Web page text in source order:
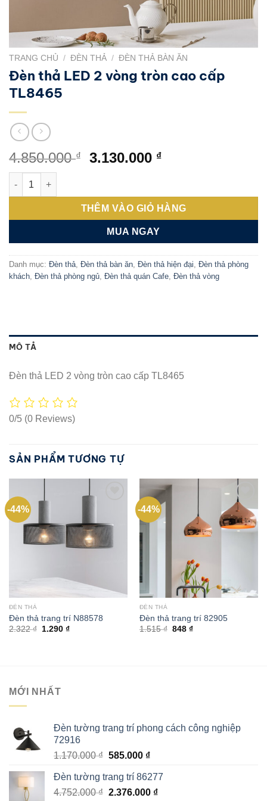
TRANG CHỦ / ĐÈN THẢ / ĐÈN THẢ BÀN ĂN
Đèn thả LED 2 vòng tròn cao cấp
TL8465
4.850.000₫
Giá
4.850.000 ₫.
3.130.000 ₫Giá
là:
3.130.000 ₫.
Đèn thả LED 2 vòng tròn cao cấp TL8465 số lượng
THÊM VÀO GIỎ HÀNG
MUA NGAY
Danh mục: Đèn thả, Đèn thả bàn ăn, Đèn thả hiện đại, Đèn thả phòng
khách, Đèn thả phòng ngủ, Đèn thả quán Cafe, Đèn thả vòng
MÔ TẢ
Đèn thả LED 2 vòng tròn cao cấp TL8465
0/5 (0 Reviews)
SẢN PHẨM TƯƠNG TỰ
-44%
ĐÈN THẢ
Đèn thả trang trí N88578
2.322₫
Giá
1.290 ₫Giá
-44%
Add to
wishlist
ĐÈN THẢ
Đèn thả trang trí 82905
1.515₫ Giá
848 ₫Giá
MỚI NHẤT
Đèn tường trang trí phong cách công nghiệp
72916
1.170.000₫ Giá
là:
1.170.000 ₫.
585.000 ₫Giá
tại
là:
Đèn tường trang trí 86277
4.752.000₫ Giá
2.376.000 ₫Giá